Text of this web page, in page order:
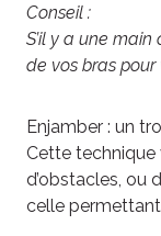
Conseil :
S’il y a une
de vos bras pour
Enjamber : un
Cette technique
d’obstacles, ou
celle